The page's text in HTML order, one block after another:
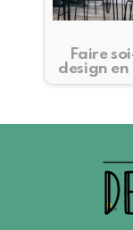
Faire
design en